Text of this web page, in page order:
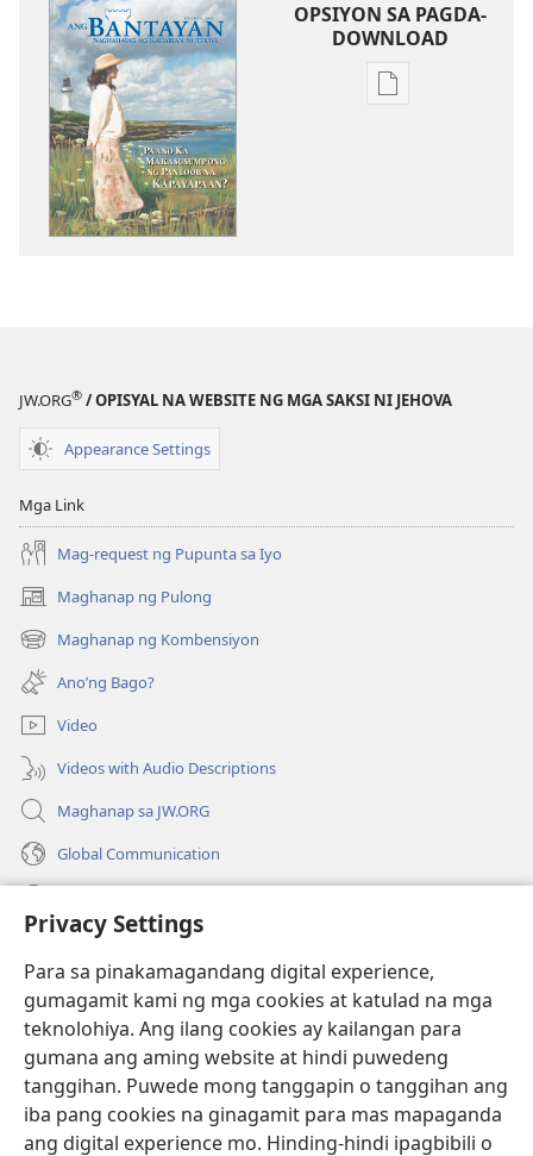
Privacy Settings
Para sa pinakamagandang digital experience,
gumagamit kami ng mga cookies at katulad na mga
teknolohiya. Ang ilang cookies ay kailangan para
gumana ang aming website at hindi puwedeng
tanggihan. Puwede mong tanggapin o tanggihan ang
iba pang cookies na ginagamit para mas mapaganda
ang digital experience mo. Hinding-hindi ipagbibili o
OPSIYON SA PAGDA-
DOWNLOAD
Opsiyon
SA
2005
JW.ORG® / OPISYAL NA WEBSITE NG MGA SAKSI NI JEHOVA
Appearance Settings
Mga Link
Mag-request ng Pupunta sa Iyo
Maghanap ng Pulong
(may
bubukas
na
bagong
window)
Maghanap ng Kombensiyon
(may
bubukas
na
bagong
window)
Ano’ng Bago?
Video
Videos with Audio Descriptions
Maghanap sa JW.ORG
Global Communication
(may
na
bagong
window)
Watchtower ONLINE LIBRARY™
(may
bubukas
na
bagong
window)
JW Hub ®
(may
bubukas
JW Library ®